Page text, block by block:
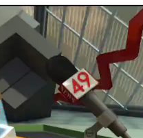
購」大逆轉！ 證實慈濟買BNT
天花板崩落「鷹架倒塌」砸傷嬤